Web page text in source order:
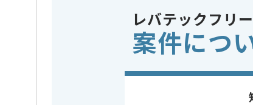
※上記に似た経験やスキルを
この案件のポイント 業務内容
シス
特徴
参
レバテックフリ
案件につ